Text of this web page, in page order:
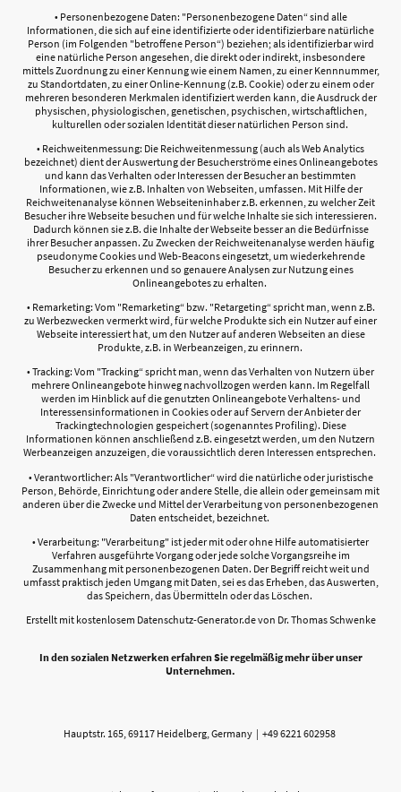
• Personenbezogene Daten: "Personenbezogene Daten“ sind alle
Informationen, die sich auf eine identifizierte oder identifizierbare natürliche
Person (im Folgenden "betroffene Person“) beziehen; als identifizierbar wird
eine natürliche Person angesehen, die direkt oder indirekt, insbesondere
mittels Zuordnung zu einer Kennung wie einem Namen, zu einer Kennnummer,
zu Standortdaten, zu einer Online-Kennung (z.B. Cookie) oder zu einem oder
mehreren besonderen Merkmalen identifiziert werden kann, die Ausdruck der
physischen, physiologischen, genetischen, psychischen, wirtschaftlichen,
kulturellen oder sozialen Identität dieser natürlichen Person sind.
• Reichweitenmessung: Die Reichweitenmessung (auch als Web Analytics
bezeichnet) dient der Auswertung der Besucherströme eines Onlineangebotes
und kann das Verhalten oder Interessen der Besucher an bestimmten
Informationen, wie z.B. Inhalten von Webseiten, umfassen. Mit Hilfe der
Reichweitenanalyse können Webseiteninhaber z.B. erkennen, zu welcher Zeit
Besucher ihre Webseite besuchen und für welche Inhalte sie sich interessieren.
Dadurch können sie z.B. die Inhalte der Webseite besser an die Bedürfnisse
ihrer Besucher anpassen. Zu Zwecken der Reichweitenanalyse werden häufig
pseudonyme Cookies und Web-Beacons eingesetzt, um wiederkehrende
Besucher zu erkennen und so genauere Analysen zur Nutzung eines
Onlineangebotes zu erhalten.
• Remarketing: Vom "Remarketing“ bzw. "Retargeting“ spricht man, wenn z.B.
zu Werbezwecken vermerkt wird, für welche Produkte sich ein Nutzer auf einer
Webseite interessiert hat, um den Nutzer auf anderen Webseiten an diese
Produkte, z.B. in Werbeanzeigen, zu erinnern.
• Tracking: Vom "Tracking“ spricht man, wenn das Verhalten von Nutzern über
mehrere Onlineangebote hinweg nachvollzogen werden kann. Im Regelfall
werden im Hinblick auf die genutzten Onlineangebote Verhaltens- und
Interessensinformationen in Cookies oder auf Servern der Anbieter der
Trackingtechnologien gespeichert (sogenanntes Profiling). Diese
Informationen können anschließend z.B. eingesetzt werden, um den Nutzern
Werbeanzeigen anzuzeigen, die voraussichtlich deren Interessen entsprechen.
• Verantwortlicher: Als "Verantwortlicher“ wird die natürliche oder juristische
Person, Behörde, Einrichtung oder andere Stelle, die allein oder gemeinsam mit
anderen über die Zwecke und Mittel der Verarbeitung von personenbezogenen
Daten entscheidet, bezeichnet.
• Verarbeitung: "Verarbeitung" ist jeder mit oder ohne Hilfe automatisierter
Verfahren ausgeführte Vorgang oder jede solche Vorgangsreihe im
Zusammenhang mit personenbezogenen Daten. Der Begriff reicht weit und
umfasst praktisch jeden Umgang mit Daten, sei es das Erheben, das Auswerten,
das Speichern, das Übermitteln oder das Löschen.
Erstellt mit kostenlosem Datenschutz-Generator.de von Dr. Thomas Schwenke
In den sozialen Netzwerken erfahren Sie regelmäßig mehr über unser
Unternehmen.
Hauptstr. 165, 69117 Heidelberg, Germany | +49 6221 602958